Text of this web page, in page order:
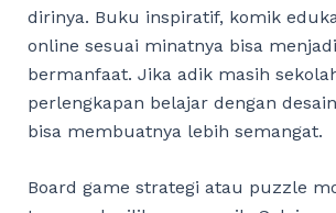
dirinya. Buku inspiratif, komik
online sesuai minatnya bisa
bermanfaat. Jika adik masih
perlengkapan belajar dengan
bisa membuatnya lebih semangat.
Board game strategi atau puzzle